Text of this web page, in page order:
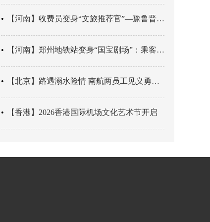
【河南】收费员变身“文旅推荐官”—豫鲁晋四地市交旅融合让游客一下高速就“入戏”
【河南】郑州地铁站变身“国宝剧场”：乘客刚出车厢，就“入戏”千年
【北京】路遇溺水险情 南航两员工见义勇为科学施救
【香港】2026香港国际机场文化艺术节开启